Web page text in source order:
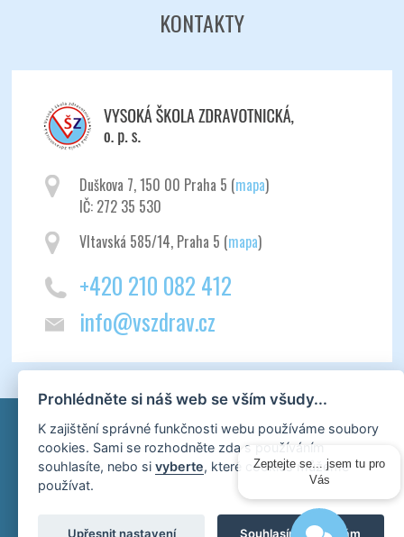
KONTAKTY
Duškova 7, 150 00 Praha 5 (mapa)
IČ: 272 35 530
Vltavská 585/14, Praha 5 (mapa)
+420 210 082 412
info@vszdrav.cz
Prohlédněte si náš web se vším všudy...
K zajištění správné funkčnosti webu používáme soubory
cookies. Sami se rozhodněte zda s používáním
souhlasíte, nebo sivyberte, které cookies můžeme
používat.
Souhlasím a přijímám
Upřesnit nastavení
Zeptejte se... jsem tu pro
Vás